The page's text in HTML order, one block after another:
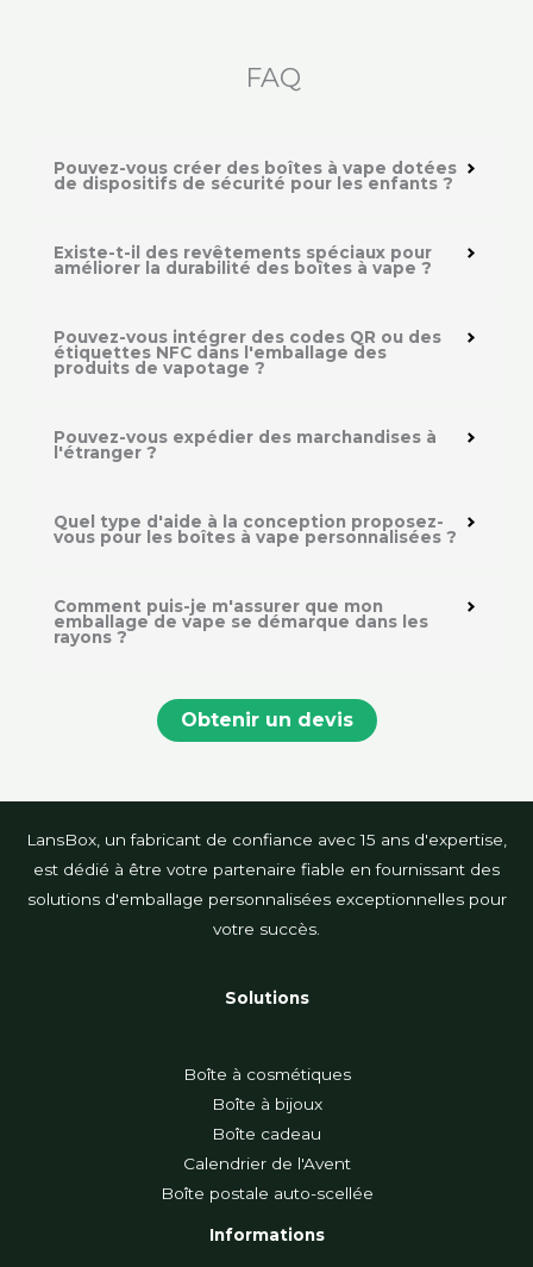
FAQ
Pouvez-vous créer des boîtes à vape dotées
de dispositifs de sécurité pour les enfants ?
Existe-t-il des revêtements spéciaux pour
améliorer la durabilité des boîtes à vape ?
Pouvez-vous intégrer des codes QR ou des
étiquettes NFC dans l'emballage des
produits de vapotage ?
Pouvez-vous expédier des marchandises à
l'étranger ?
Quel type d'aide à la conception proposez-
vous pour les boîtes à vape personnalisées ?
Comment puis-je m'assurer que mon
emballage de vape se démarque dans les
rayons ?
Obtenir un devis
LansBox, un fabricant de confiance avec 15 ans d'expertise,
est dédié à être votre partenaire fiable en fournissant des
solutions d'emballage personnalisées exceptionnelles pour
votre succès.
Solutions
Boîte à cosmétiques
Boîte à bijoux
Boîte cadeau
Calendrier de l'Avent
Boîte postale auto-scellée
Informations